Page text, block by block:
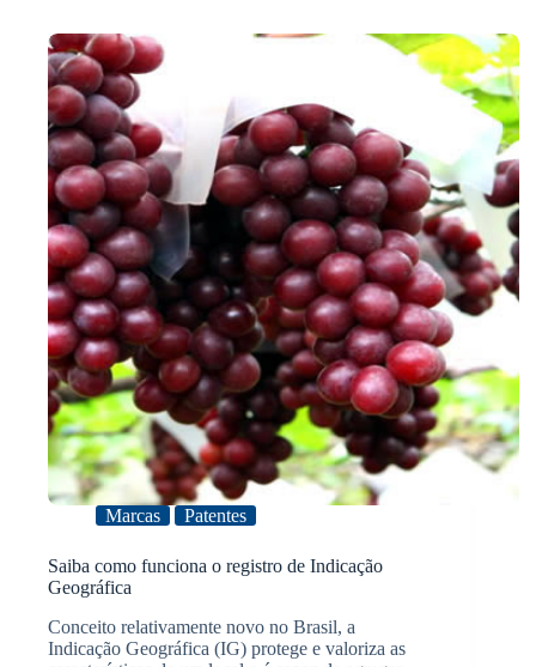
Marcas Patentes
Saiba como funciona o registro de Indicação
Geográfica
Conceito relativamente novo no Brasil, a
Indicação Geográfica (IG) protege e valoriza as